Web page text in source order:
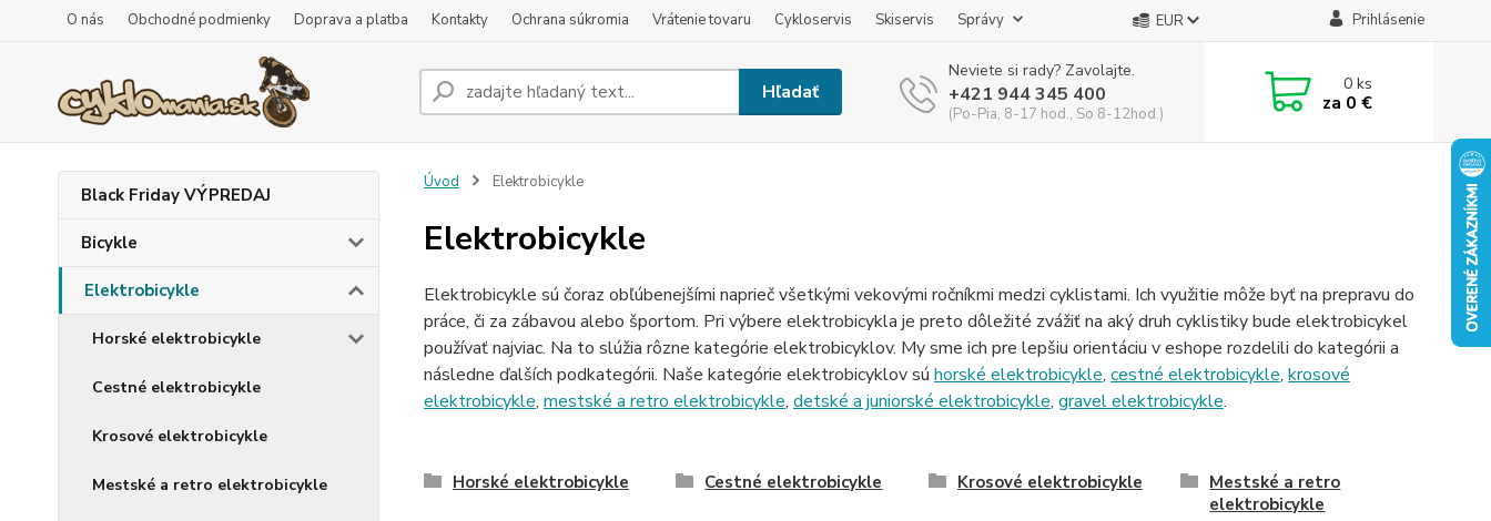
O nás Obchodné podmienky Doprava a platba Kontakty Ochrana súkromia Vrátenie tovaru Cykloservis Skiservis Správy EUR Prihlásenie
Hľadať
Neviete si rady? Zavolajte.
+421 944 345 400
(Po-Pia, 8-17 hod., So 8-12hod.)
0ks
za 0 €
Black Friday VÝPREDAJ
Bicykle
Elektrobicykle
Horské elektrobicykle
Cestné elektrobicykle
Krosové elektrobicykle
Mestské a retro elektrobicykle
Úvod Elektrobicykle
Elektrobicykle
Elektrobicykle sú čoraz obľúbenejšími naprieč všetkými vekovými ročníkmi medzi cyklistami. Ich využitie môže byť na prepravu do
práce, či za zábavou alebo športom. Pri výbere elektrobicykla je preto dôležité zvážiť na aký druh cyklistiky bude elektrobicykel
používať najviac. Na to slúžia rôzne kategórie elektrobicyklov. My sme ich pre lepšiu orientáciu v eshope rozdelili do kategórii a
následne ďalších podkategórii. Naše kategórie elektrobicyklov sú horské elektrobicykle, cestné elektrobicykle, krosové
elektrobicykle, mestské a retro elektrobicykle, detské a juniorské elektrobicykle, gravel elektrobicykle.
Horské elektrobicykle Cestné elektrobicykle Krosové elektrobicykle
Mestské a retro
elektrobicykle